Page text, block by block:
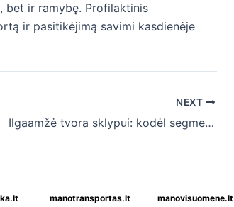
bet ir ramybę. Profilaktinis
ir pasitikėjimą savimi kasdienėje
NEXT
Ilgaamžė tvora sklypui: kodėl segmentiniai sprendimai išlieka populiarūs?
manotransportas.lt manovisuomene.lt